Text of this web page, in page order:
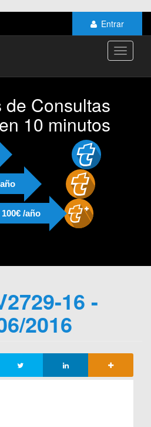
Entrar
Toggle
Consultas
10 minutos
/año
16 -
2016